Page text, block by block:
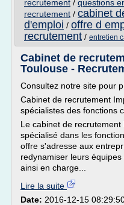
recrutement / questions
recrutement / cabinet
d'emploi / offre d
recrutement / entretien
Cabinet de
Toulouse -
Consultez notre site pour
Cabinet de recrutement
spécialistes des fonctions
Le cabinet de
spécialisé dans les
offre s'adresse aux
redynamiser leurs
ainsi en charge...
Lire la suite
Date: 2016-12-15